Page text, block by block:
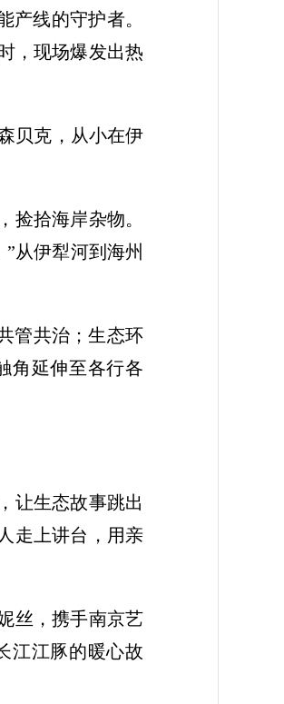
产线的守护者。
，现场爆发出热
贝克，从小在伊
捡拾海岸杂物。
从伊犁河到海州
管共治；生态环
角延伸至各行各
让生态故事跳出
走上讲台，用亲
丝，携手南京艺
江江豚的暖心故